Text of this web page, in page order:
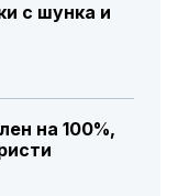
с шунка и
на 100%,